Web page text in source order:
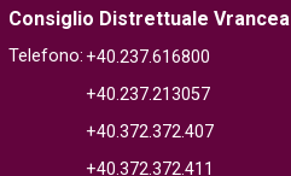
Consiglio Distrettuale Vrancea
Telefono: +40.237.616800
+40.237.213057
+40.372.372.407
+40.372.372.411